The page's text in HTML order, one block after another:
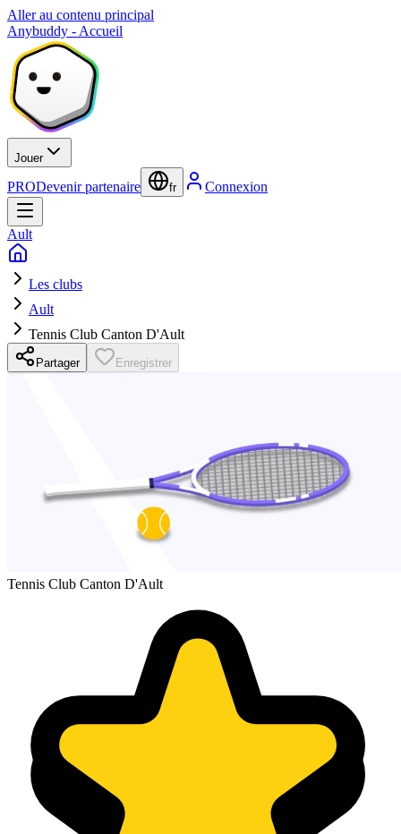
Aller au contenu principal
Anybuddy - Accueil
Jouer
PRODevenir partenaire fr Connexion
Ault
Les clubs
Ault
Tennis Club Canton D'Ault
Partager Enregistrer
Tennis Club Canton D'Ault